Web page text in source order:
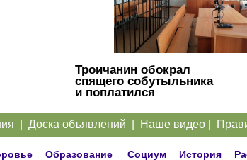
Троичанин обокрал
спящего собутыльника
и поплатился
Доска объявлений Наше видео|
Образование Социум История